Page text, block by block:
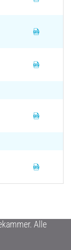
Alle